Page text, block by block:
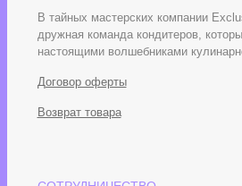
В тайных мастерских компании
дружная команда кондитеров,
настоящими волшебниками
Договор оферты
Возврат товара